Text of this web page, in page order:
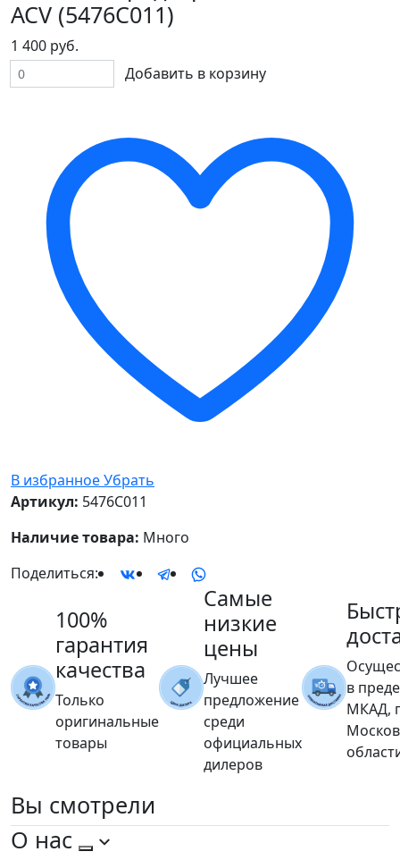
ACV (5476C011)
1 400 руб.
Добавить в корзину
В избранноеУбрать
Артикул: 5476C011
Наличие товара: Много
Поделиться:
100%
гарантия
качества
Только
оригинальные
товары
Самые
низкие
цены
Лучшее
предложение
среди
официальных
дилеров
в
МКАД,
Вы смотрели
О нас